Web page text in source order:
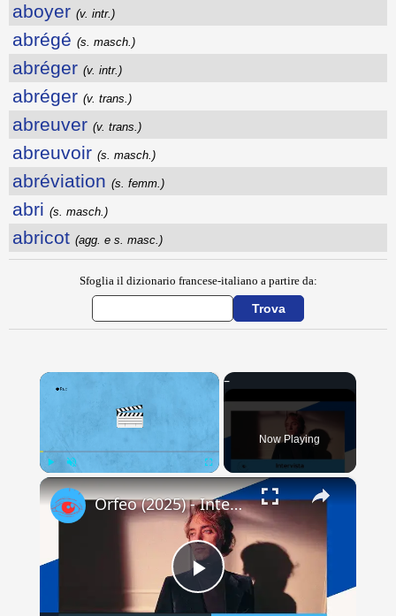
aboyer (v. intr.)
abrégé (s. masch.)
abréger (v. intr.)
abréger (v. trans.)
abreuver (v. trans.)
abreuvoir (s. masch.)
abréviation (s. femm.)
abri (s. masch.)
abricot (agg. e s. masc.)
Sfoglia il dizionario francese-italiano a partire da:
×
Play Unmute Fullscreen
Now Playing
×
Play
Orfeo (2025) - Intervista all'attore Luca Vergoni